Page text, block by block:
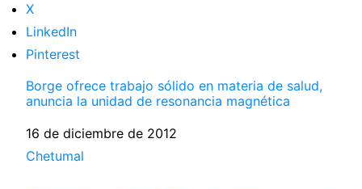
X
LinkedIn
Pinterest
Borge ofrece trabajo sólido en materia de salud,
anuncia la unidad de resonancia magnética
Fecha
16 de diciembre de 2012
Respecto a
Chetumal